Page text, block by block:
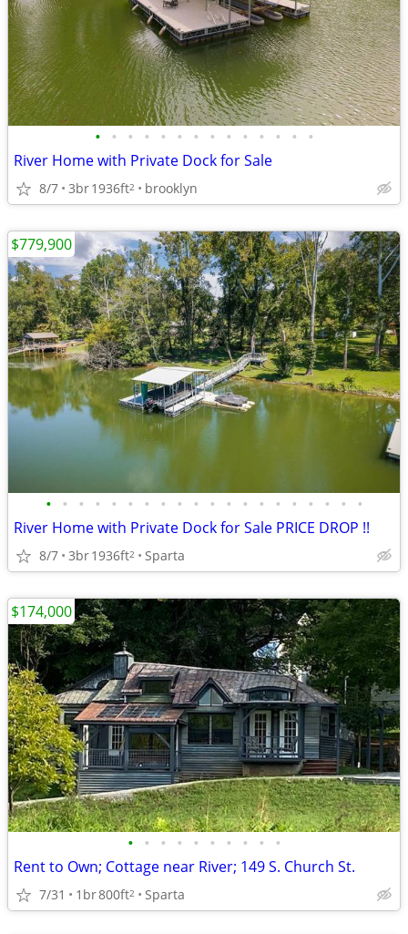
• • • • • • • • • • • • • •
River Home with Private Dock for Sale
8/7 3br1936ft2 brooklyn
• • • • • • • • • • • • • • • • • • • •
River Home with Private Dock for Sale PRICE DROP !!
8/7 3br1936ft2 Sparta
$779,900
• • • • • • • • • •
Rent to Own; Cottage near River; 149 S. Church St.
7/31 1br800ft2 Sparta
$174,000